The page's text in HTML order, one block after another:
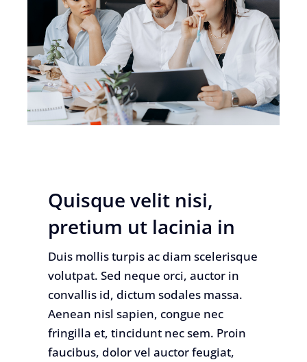
Quisque velit nisi,
pretium ut lacinia in
Duis mollis turpis ac diam scelerisque
volutpat. Sed neque orci, auctor in
convallis id, dictum sodales massa.
Aenean nisl sapien, congue nec
fringilla et, tincidunt nec sem. Proin
faucibus, dolor vel auctor feugiat,